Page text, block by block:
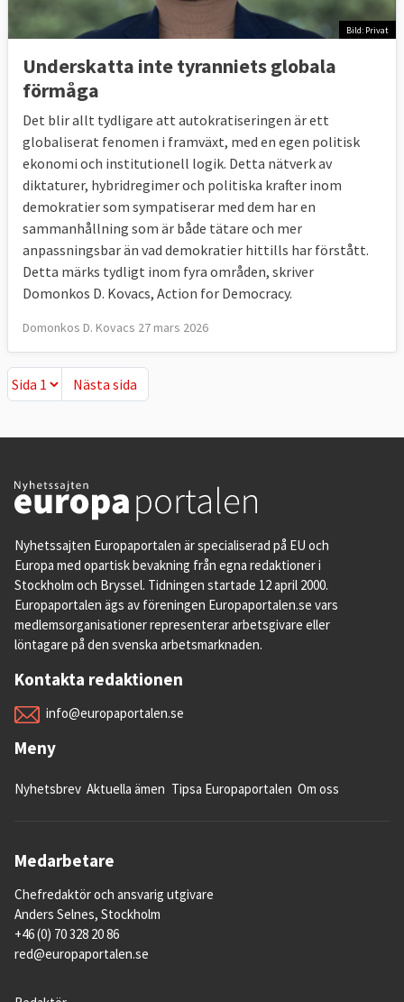
Bild: Privat
Underskatta inte tyranniets globala
förmåga
Det blir allt tydligare att autokratiseringen är ett
globaliserat fenomen i framväxt, med en egen politisk
ekonomi och institutionell logik. Detta nätverk av
diktaturer, hybridregimer och politiska krafter inom
demokratier som sympatiserar med dem har en
sammanhållning som är både tätare och mer
anpassningsbar än vad demokratier hittills har förstått.
Detta märks tydligt inom fyra områden, skriver
Domonkos D. Kovacs, Action for Democracy.
Domonkos D. Kovacs 27 mars 2026
Nästa sida
Nästa sida
Nyhetssajten Europaportalen är specialiserad på EU och
Europa med opartisk bevakning från egna redaktioner i
Stockholm och Bryssel. Tidningen startade 12 april 2000.
Europaportalen ägs av föreningen Europaportalen.se vars
medlemsorganisationer representerar arbetsgivare eller
löntagare på den svenska arbetsmarknaden.
Kontakta redaktionen
info@europaportalen.se
Meny
Nyhetsbrev Aktuella ämen Tipsa Europaportalen Om oss
Medarbetare
Chefredaktör och ansvarig utgivare
Anders Selnes, Stockholm
+46 (0) 70 328 20 86
red@europaportalen.se